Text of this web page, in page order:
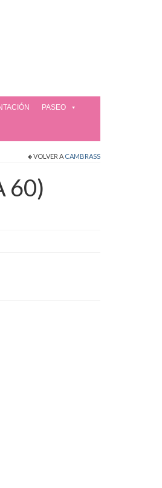
PASEO
VOLVER A CAMBRASS
60)